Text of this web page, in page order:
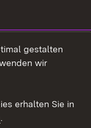
gestalten
wir
erhalten Sie in
.